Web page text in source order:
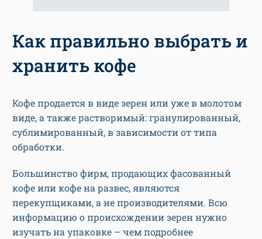
Как правильно выбрать и
хранить кофе
Кофе продается в виде зерен или уже в молотом
виде, а также растворимый: гранулированный,
сублимированный, в зависимости от типа
обработки.
Большинство фирм, продающих фасованный
кофе или кофе на развес, являются
перекупщиками, а не производителями. Всю
информацию о происхождении зерен нужно
изучать на упаковке – чем подробнее